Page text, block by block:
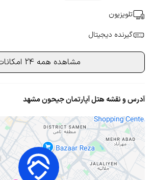
تلویزیون
گیرنده دیجیتال
مشاهده همه 24 امکانات
آدرس و نقشه هتل آپارتمان جیحون مشهد